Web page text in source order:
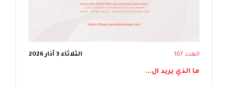
العدد 107 الثلاثاء 3 آذار 2026
ما الذي يريد ال...